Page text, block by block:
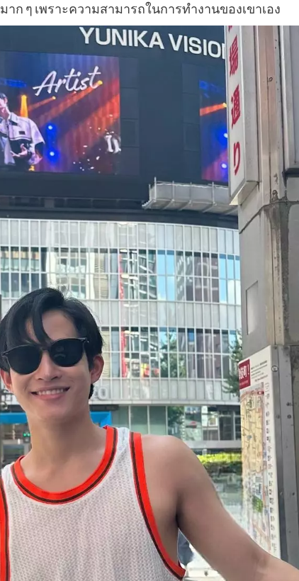
ก ๆ เพราะความสามารถในการทำงานของเขาเอง